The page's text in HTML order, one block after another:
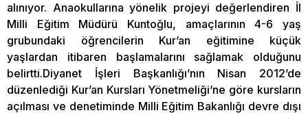
alınıyor. Anaokullarına yönelik projeyi değerlendiren İl
Milli Eğitim Müdürü Kuntoğlu, amaçlarının 4-6 yaş
grubundaki öğrencilerin Kur’an eğitimine küçük
yaşlardan itibaren başlamalarını sağlamak olduğunu
belirtti.Diyanet İşleri Başkanlığı’nın Nisan 2012’de
düzenlediği Kur’an Kursları Yönetmeliği’ne göre kursların
açılması ve denetiminde Milli Eğitim Bakanlığı devre dışı